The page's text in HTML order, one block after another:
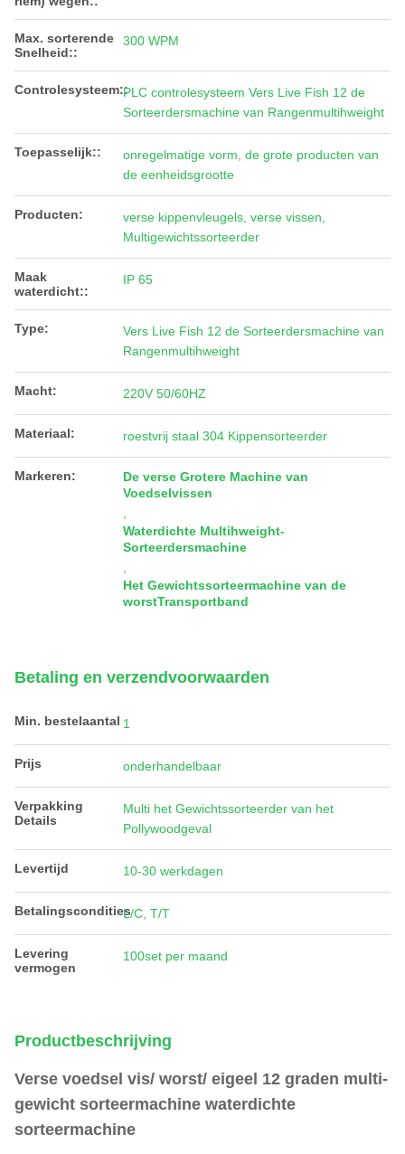
Max. sorterende
Snelheid::
300 WPM
Controlesysteem::PLC controlesysteem Vers Live Fish 12 de
Sorteerdersmachine van Rangenmultihweight
Toepasselijk::
onregelmatige vorm, de grote producten van
de eenheidsgrootte
Producten:
verse kippenvleugels, verse vissen,
Multigewichtssorteerder
Maak
waterdicht::
IP 65
Type:
Vers Live Fish 12 de Sorteerdersmachine van
Rangenmultihweight
Macht: 220V 50/60HZ
Materiaal: roestvrij staal 304 Kippensorteerder
Markeren:
De verse Grotere Machine van
Voedselvissen
Waterdichte Multihweight-
Sorteerdersmachine
Het Gewichtssorteermachine van de
worstTransportband
Betaling en verzendvoorwaarden
Min. bestelaantal 1
Prijs onderhandelbaar
Verpakking
Details
Multi het Gewichtssorteerder van het
Pollywoodgeval
Levertijd 10-30 werkdagen
BetalingsconditiesL/C, T/T
Levering
vermogen
100set per maand
Productbeschrijving
Verse voedsel vis/ worst/ eigeel 12 graden multi-
gewicht sorteermachine waterdichte
sorteermachine